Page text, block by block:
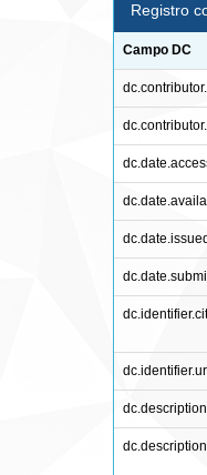
Registro
Campo DC
dc.date.issued
dc.description